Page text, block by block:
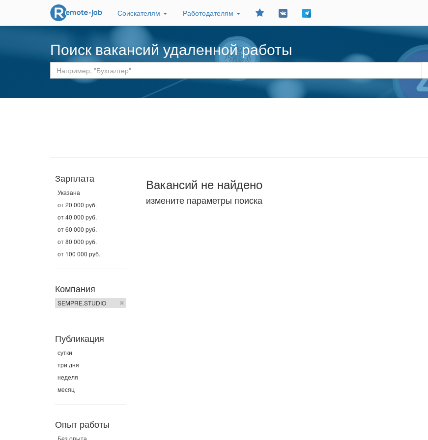
Соискателям Работодателям
Добавить
Поиск вакансий удаленной работы
Зарплата
Указана
от 20 000 руб.
от 40 000 руб.
от 60 000 руб.
от 80 000 руб.
от 100 000 руб.
Компания
SEMPRE.STUDIO
Публикация
сутки
три дня
неделя
месяц
Опыт работы
Без опыта
Вакансий не найдено
измените параметры поиска